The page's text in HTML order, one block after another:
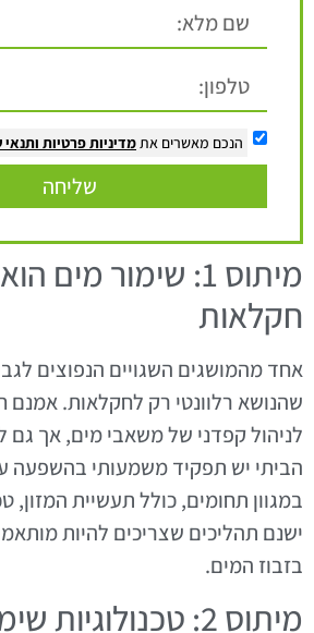
הנכם מאשרים את מדיניות פרטיות
שליחה
מיתוס 1: שימור
חקלאות
אחד מהמושגים השגויים הנפוצים
שהנושא רלוונטי רק לחקלאות. אמנם
לניהול קפדני של משאבי מים, אך גם
הביתי יש תפקיד משמעותי בהשפעה
במגוון תחומים, כולל תעשיית המזון,
ישנם תהליכים שצריכים להיות
בזבוז המים.
מיתוס 2: טכנולוגיות